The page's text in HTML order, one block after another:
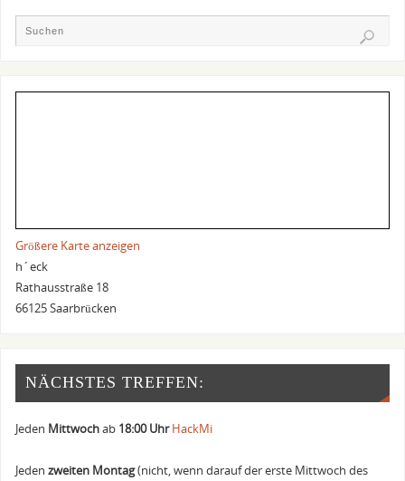
Größere Karte anzeigen
h´eck
Rathausstraße 18
66125 Saarbrücken
NÄCHSTES TREFFEN:
Jeden Mittwochab 18:00 Uhr HackMi
Jedenzweiten Montag(nicht, wenn darauf der erste Mittwoch des